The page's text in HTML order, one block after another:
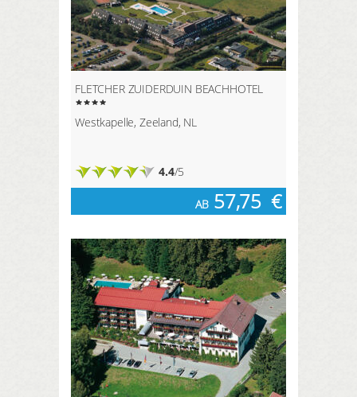
FLETCHER ZUIDERDUIN BEACHHOTEL
Westkapelle, Zeeland, NL
4.4/5
AB 57,75 €